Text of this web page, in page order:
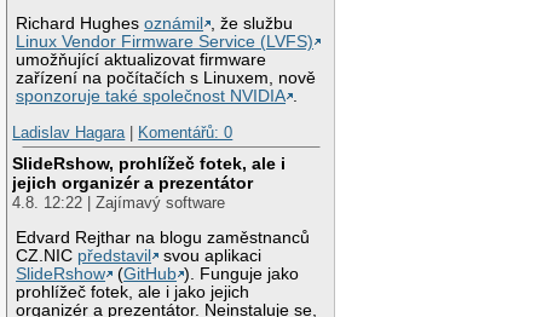
Richard Hughesoznámil
, že službu
Linux Vendor Firmware Service (LVFS)
umožňující aktualizovat firmware
zařízení na počítačích s Linuxem, nově
sponzoruje také společnost NVIDIA .
Ladislav Hagara | Komentářů: 0
SlideRshow, prohlížeč fotek, ale i
jejich organizér a prezentátor
4.8. 12:22 | Zajímavý software
Edvard Rejthar na blogu zaměstnanců
CZ.NIC představil
svou aplikaci
SlideRshow
(GitHub ). Funguje jako
prohlížeč fotek, ale i jako jejich
organizér a prezentátor. Neinstaluje se,